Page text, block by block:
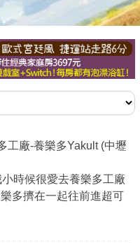
工廠-養樂多Yakult (中壢
時候很愛去養樂多工廠
多擠在一起往前進超可